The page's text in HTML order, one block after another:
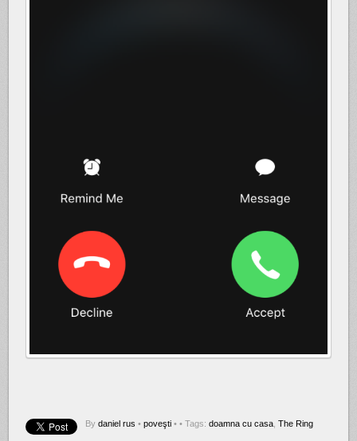
Bydaniel rus • poveşti • • Tags:doamna cu casa ,The Ring